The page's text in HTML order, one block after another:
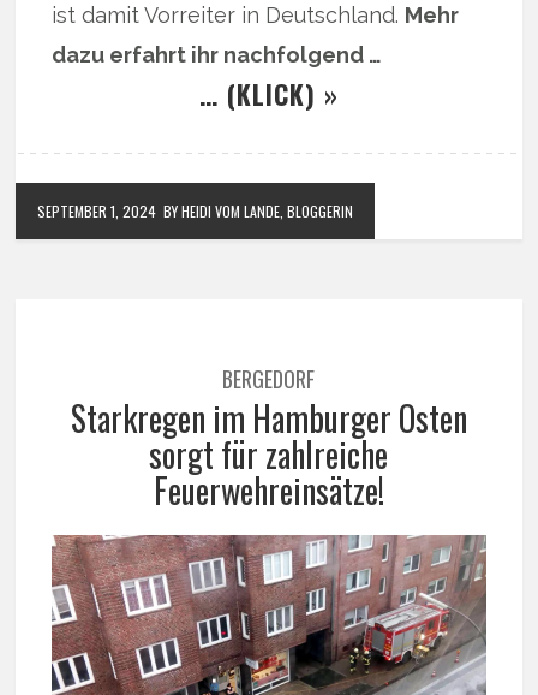
ist damit Vorreiter in Deutschland. Mehr
dazu erfahrt ihr nachfolgend …
… (KLICK) »
SEPTEMBER 1, 2024 BY HEIDI VOM LANDE, BLOGGERIN
BERGEDORF
Starkregen im Hamburger Osten
sorgt für zahlreiche
Feuerwehreinsätze!